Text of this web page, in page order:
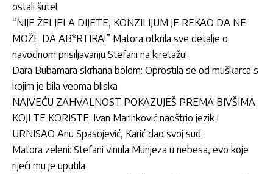
ostali šute!
“NIJE ŽELJELA DIJETE, KONZILIJUM JE REKAO DA NE
MOŽE DA AB*RTIRA!” Matora otkrila sve detalje o
navodnom prisiljavanju Stefani na kiretažu!
Dara Bubamara skrhana bolom: Oprostila se od muškarca s
kojim je bila veoma bliska
NAJVEĆU ZAHVALNOST POKAZUJEŠ PREMA BIVŠIMA
KOJI TE KORISTE: Ivan Marinković naoštrio jezik i
URNISAO Anu Spasojević, Karić dao svoj sud
Matora zeleni: Stefani vinula Munjeza u nebesa, evo koje
riječi mu je uputila